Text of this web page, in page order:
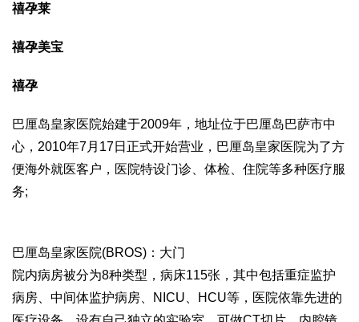
禧孕莱
禧孕美宝
禧孕
巴厘岛皇家医院始建于2009年，地址位于巴厘岛巴萨市中
心，2010年7月17日正式开始营业，巴厘岛皇家医院为了方
便海外就医客户，医院特设门诊、体检、住院等多种医疗服
务;
巴厘岛皇家医院(BROS)：大门
院内病房被分为8种类型，病床115张，其中包括重症监护
病房、中间体监护病房、NICU、HCU等，医院依靠先进的